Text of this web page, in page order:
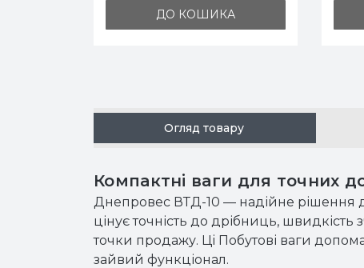
ДО КОШИКА
Огляд товару
Компактні ваги для точних
Днепровес ВТД-10 — надійне рішення
цінує точність до дрібниць, швидкість
точки продажу. Ці Побутові ваги
зайвий функціонал.